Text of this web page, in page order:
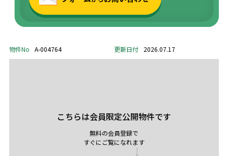
物件No A-004764 更新日付 2026.07.17
こちらは会員限定公開物件です
無料の会員登録で
すぐにご覧になれます